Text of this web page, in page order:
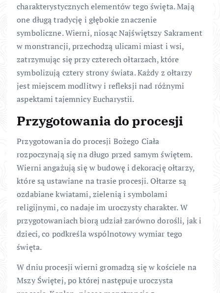
charakterystycznych elementów tego święta. Mają
one długą tradycję i głębokie znaczenie
symboliczne. Wierni, niosąc Najświętszy Sakrament
w monstrancji, przechodzą ulicami miast i wsi,
zatrzymując się przy czterech ołtarzach, które
symbolizują cztery strony świata. Każdy z ołtarzy
jest miejscem modlitwy i refleksji nad różnymi
aspektami tajemnicy Eucharystii.
Przygotowania do procesji
Przygotowania do procesji Bożego Ciała
rozpoczynają się na długo przed samym świętem.
Wierni angażują się w budowę i dekorację ołtarzy,
które są ustawiane na trasie procesji. Ołtarze są
ozdabiane kwiatami, zielenią i symbolami
religijnymi, co nadaje im uroczysty charakter. W
przygotowaniach biorą udział zarówno dorośli, jak i
dzieci, co podkreśla wspólnotowy wymiar tego
święta.
W dniu procesji wierni gromadzą się w kościele na
Mszy Świętej, po której następuje uroczysta